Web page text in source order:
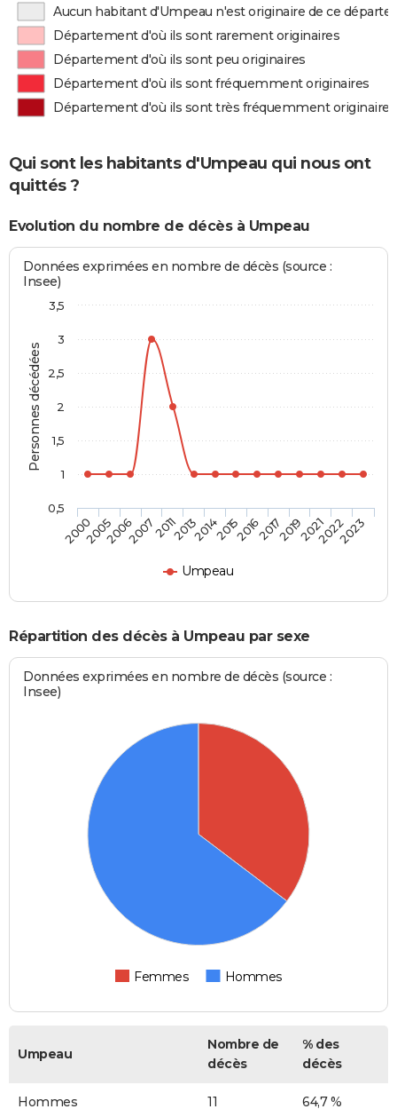
Aucun habitant d'Umpeau n'est originaire de ce
Département d'où ils sont rarement originaires
Département d'où ils sont peu originaires
Département d'où ils sont fréquemment originaires
Département d'où ils sont très fréquemment originaires
Qui sont les habitants d'Umpeau qui nous ont
quittés ?
Evolution du nombre de décès à Umpeau
Personnes décédées
Données exprimées en nombre de décès (source :
Insee)
Umpeau
20002005200620072011201320142015201620172019202120222023
0,5
1
1,5
2
2,5
3
3,5
Répartition des décès à Umpeau par sexe
Données exprimées en nombre de décès (source :
Insee)
Femmes Hommes
Umpeau
Nombre de
décès
% des
décès
Hommes 11 64,7 %